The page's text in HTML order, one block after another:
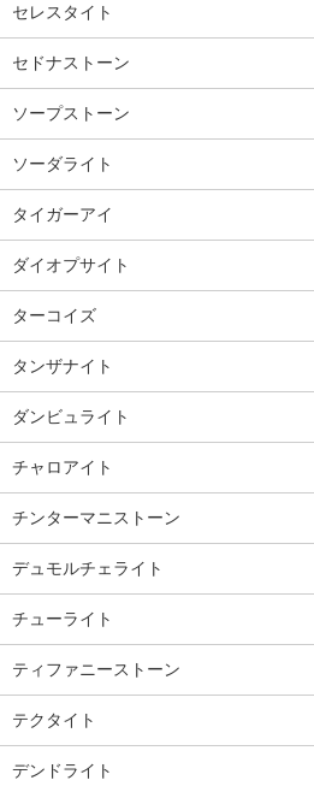
セレスタイト
セドナストーン
ソープストーン
ソーダライト
タイガーアイ
ダイオプサイト
ターコイズ
タンザナイト
ダンビュライト
チャロアイト
チンターマニストーン
デュモルチェライト
チューライト
ティファニーストーン
テクタイト
デンドライト